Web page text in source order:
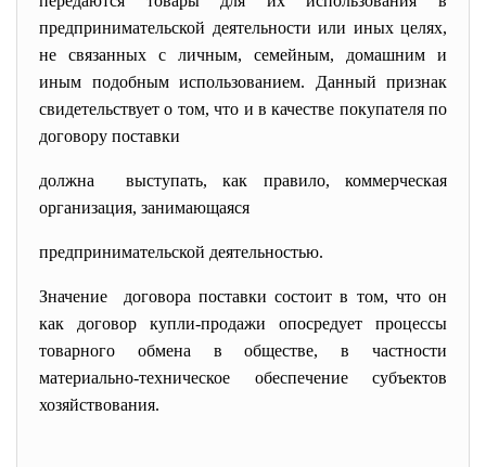
предпринимательской деятельности или иных целях,
не связанных с личным, семейным, домашним и
иным подобным использованием. Данный признак
свидетельствует о том, что и в качестве покупателя по
договору поставки
должна выступать, как правило, коммерческая
организация, занимающаяся
предпринимательской деятельностью.
Значение договора поставки состоит в том, что он
как договор купли-продажи опосредует процессы
товарного обмена в обществе, в частности
материально-техническое обеспечение субъектов
хозяйствования.